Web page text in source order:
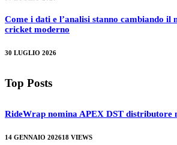
Come i dati e l’analisi stanno cambiando il
cricket moderno
30 LUGLIO 2026
Top Posts
RideWrap nomina APEX DST distributore
14 GENNAIO 202618 VIEWS